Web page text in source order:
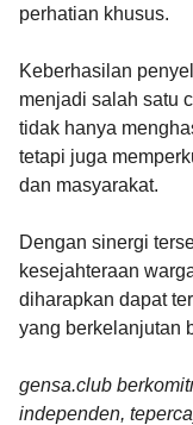
perhatian khusus.
Keberhasilan
menjadi salah satu
tidak hanya
tetapi juga
dan masyarakat.
Dengan sinergi
kesejahteraan
diharapkan dapat
yang berkelanjutan
gensa.club
independen,